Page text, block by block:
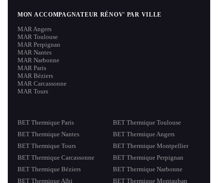
MON ACCOMPAGNATEUR RÉNOV' PAR VILLE
MAR Angers
MAR Toulouse
MAR Perpignan
MAR Nantes
MAR Narbonne
MAR Paris
MAR Béziers
MAR Carcassonne
MAR Tours
BET Thermique Paris
BET Thermique Toulouse
BET Thermique Nantes
BET Thermique Angers
BET Thermique Tours
BET Thermique Montpellier
BET Thermique Carcassonne
BET Thermique Perpignan
BET Thermique Béziers
BET Thermique Narbonne
BET Thermique Albi
BET Thermique Montauban